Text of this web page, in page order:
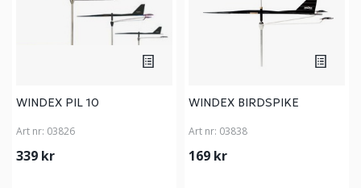
WINDEX PIL 10
Art nr: 03826
339 kr
WINDEX BIRDSPIKE
Art nr: 03838
169 kr